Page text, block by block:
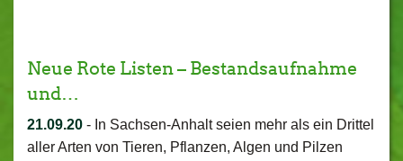
Neue Rote Listen – Bestandsaufnahme
und…
21.09.20 - In Sachsen-Anhalt seien mehr als ein Drittel
aller Arten von Tieren, Pflanzen, Algen und Pilzen